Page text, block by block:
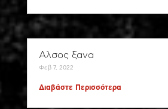
Αλσος ξανα
Φεβ 7, 2022
Διαβάστε Περισσότερα